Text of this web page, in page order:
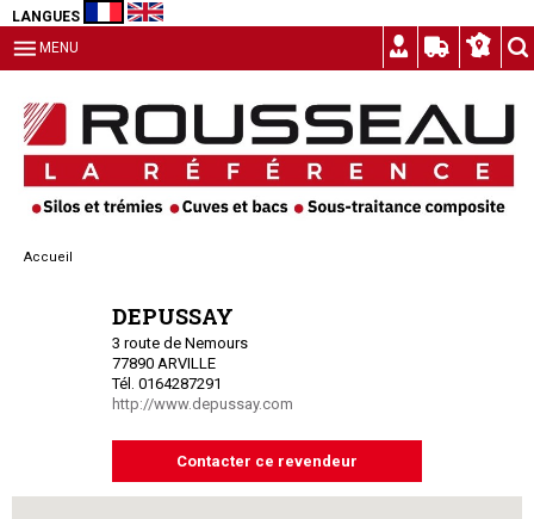
LANGUES
MENU
Accueil
DEPUSSAY
3 route de Nemours
77890 ARVILLE
Tél. 0164287291
http://www.depussay.com
Contacter ce revendeur